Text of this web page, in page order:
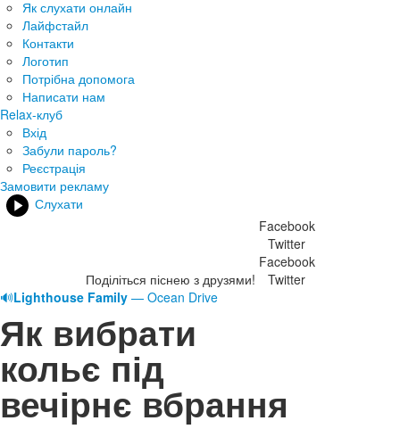
Як слухати онлайн
Лайфстайл
Контакти
Логотип
Потрібна допомога
Написати нам
Relax-клуб
Вхід
Забули пароль?
Реєстрація
Замовити рекламу
Слухати
Поділіться піснею з друзями!
Facebook
Twitter
Facebook
Twitter
🔊Lighthouse Family — Ocean Drive
Як вибрати
кольє під
вечірнє вбрання